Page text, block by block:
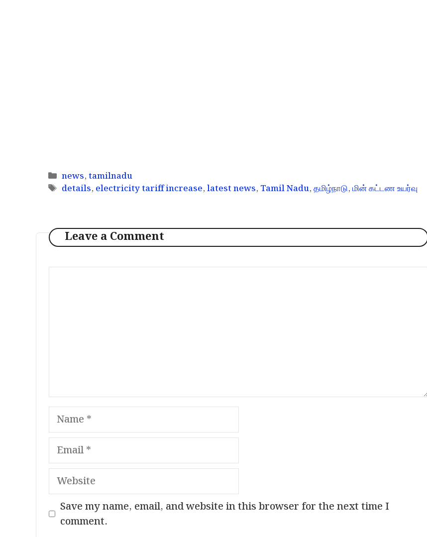
Categories
news,tamilnadu
Tags
details, electricity tariff increase,latest news, Tamil Nadu,தமிழ்நாடு,மின் கட்டண உயர்வு
Leave a Comment
Name
Email
Website
Save my name, email, and website in this browser for the next time I
comment.